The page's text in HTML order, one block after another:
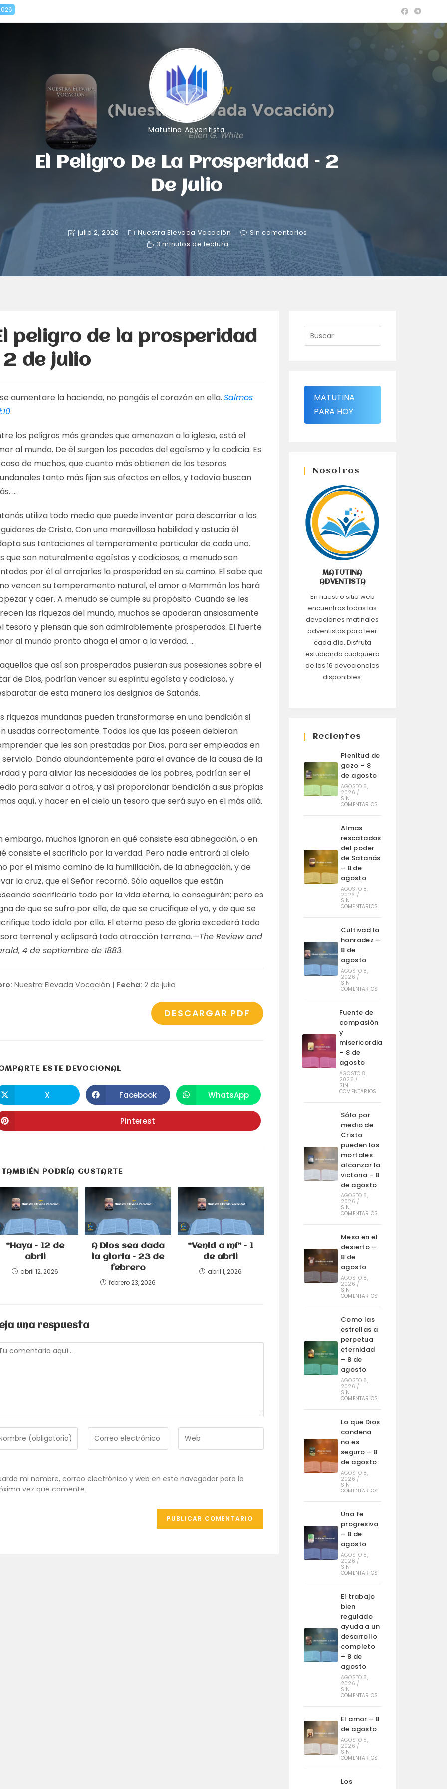
Matutina Adventista
El Peligro De La Prosperidad – 2
De Julio
julio 2, 2026 Nuestra Elevada Vocación
Sin comentarios
3 minutos de lectura
peligro de la prosperidad
2 de julio
se aumentare la hacienda, no pongáis el corazón en ella.Salmos
.
los peligros más grandes que amenazan a la iglesia, está el
al mundo. De él surgen los pecados del egoísmo y la codicia. Es
de muchos, que cuanto más obtienen de los tesoros
tanto más fijan sus afectos en ellos, y todavía buscan
…
utiliza todo medio que puede inventar para descarriar a los
de Cristo. Con una maravillosa habilidad y astucia él
sus tentaciones al temperamente particular de cada uno.
que son naturalmente egoístas y codiciosos, a menudo son
por él al arrojarles la prosperidad en su camino. El sabe que
vencen su temperamento natural, el amor a Mammón los hará
y caer. A menudo se cumple su propósito. Cuando se les
las riquezas del mundo, muchos se apoderan ansiosamente
tesoro y piensan que son admirablemente prosperados. El fuerte
al mundo pronto ahoga el amor a la verdad. …
aquellos que así son prosperados pusieran sus posesiones sobre el
de Dios, podrían vencer su espíritu egoísta y codicioso, y
de esta manera los designios de Satanás.
riquezas mundanas pueden transformarse en una bendición si
usadas correctamente. Todos los que las poseen debieran
que les son prestadas por Dios, para ser empleadas en
servicio. Dando abundantemente para el avance de la causa de la
y para aliviar las necesidades de los pobres, podrían ser el
para salvar a otros, y así proporcionar bendición a sus propias
aquí, y hacer en el cielo un tesoro que será suyo en el más allá.
embargo, muchos ignoran en qué consiste esa abnegación, o en
consiste el sacrificio por la verdad. Pero nadie entrará al cielo
por el mismo camino de la humillación, de la abnegación, y de
la cruz, que el Señor recorrió. Sólo aquellos que están
sacrificarlo todo por la vida eterna, lo conseguirán; pero es
de que se sufra por ella, de que se crucifique el yo, y de que se
todo ídolo por ella. El eterno peso de gloria excederá todo
terrenal y eclipsará toda atracción terrena.—The Review and
4 de septiembre de 1883.
Nuestra Elevada Vocación | Fecha: 2 de julio
DESCARGAR PDF
ESTE DEVOCIONALCOMPARTIR
abre
en
ventana
X Se
abre
en
una
nueva
ventana
Facebook Se
abre
en
ventana
WhatsApp
Se
abre
Pinterest
TAMBIÉN PODRÍA GUSTARTE
“Haya – 12 de
abril
abril 12, 2026
A Dios sea dada
la gloria – 23 de
febrero
febrero 23, 2026
“Venid a mí” – 1
de abril
abril 1, 2026
una respuesta
dirección
correo
electrónico
URL
web
mi nombre, correo electrónico y web en este navegador para la
vez que comente.
MATUTINA
PARA HOY
Nosotros
MATUTINA
ADVENTISTA
En nuestro sitio web
encuentras todas las
devociones matinales
adventistas para leer
cada día. Disfruta
estudiando cualquiera
de los 16 devocionales
disponibles.
Recientes
Plenitud de
gozo – 8
de agosto
AGOSTO 8,
2026 /
SIN
COMENTARIOS
Almas
rescatadas
del poder
de Satanás
– 8 de
agosto
AGOSTO 8,
2026 /
SIN
COMENTARIOS
Cultivad la
honradez –
8 de
agosto
AGOSTO 8,
2026 /
SIN
COMENTARIOS
Fuente de
compasión
y
misericordia
– 8 de
agosto
AGOSTO 8,
2026 /
SIN
COMENTARIOS
Sólo por
medio de
Cristo
pueden los
mortales
alcanzar la
victoria – 8
de agosto
AGOSTO 8,
2026 /
SIN
COMENTARIOS
Mesa en el
desierto –
8 de
agosto
AGOSTO 8,
2026 /
SIN
COMENTARIOS
Como las
estrellas a
perpetua
eternidad
– 8 de
agosto
AGOSTO 8,
2026 /
SIN
COMENTARIOS
Lo que Dios
condena
no es
seguro – 8
de agosto
AGOSTO 8,
2026 /
SIN
COMENTARIOS
Una fe
progresiva
– 8 de
agosto
AGOSTO 8,
2026 /
SIN
COMENTARIOS
El trabajo
bien
regulado
ayuda a un
desarrollo
completo
– 8 de
agosto
AGOSTO 8,
2026 /
SIN
COMENTARIOS
El amor – 8
de agosto
AGOSTO 8,
2026 /
SIN
COMENTARIOS
Los